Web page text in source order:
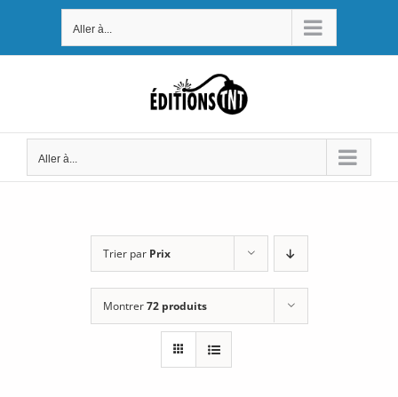
contenu
Aller à...
Aller à...
Trier par Prix
Montrer72 produits